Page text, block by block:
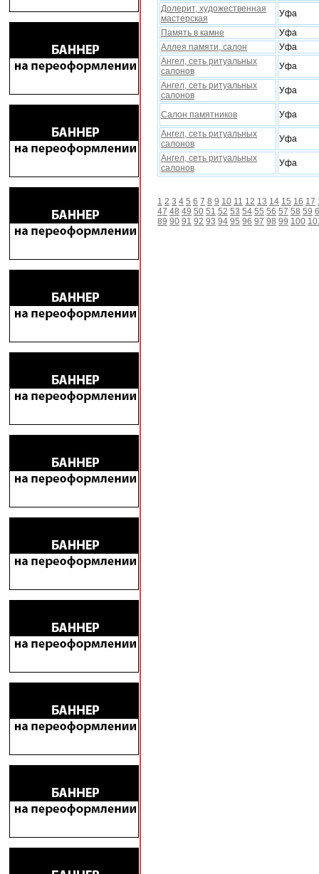
Долерит, художественная
мастерская
Уфа
Память в камне
Уфа
Аллея памяти, салон
Уфа
Ангел, сеть ритуальных
салонов
Уфа
Ангел, сеть ритуальных
салонов
Уфа
Салон памятников
Уфа
Ангел, сеть ритуальных
салонов
Уфа
Ангел, сеть ритуальных
салонов
Уфа
1 2 3 4 5 6 7 8 9 10 11 12 13 14 15 16 17
47 48 49 50 51 52 53 54 55 56 57 58 59
89 90 91 92 93 94 95 96 97 98 99 100